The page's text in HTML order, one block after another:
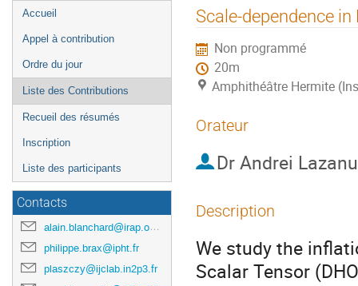
Menu
de
Accueil
Appel à contribution
Ordre du jour
Liste des Contributions
Recueil des résumés
Inscription
Liste des participants
Contacts
alain.blanchard@irap.omp.eu
philippe.brax@ipht.fr
plaszczy@ijclab.in2p3.fr
Scale-dependence
Non programmé
20m
Amphithéâtre Hermite
Orateur
Dr Andrei Lazanu
Description
We study the
Scalar Tensor